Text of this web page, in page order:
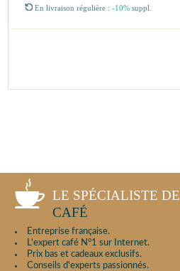
En livraison régulière : -10% suppl.
LE SPÉCIALISTE DE
CAFÉ
Entreprise française.
L'expert café N°1 sur Internet.
Prix bas et cadeaux exclusifs.
Conseils d'experts passionnés.